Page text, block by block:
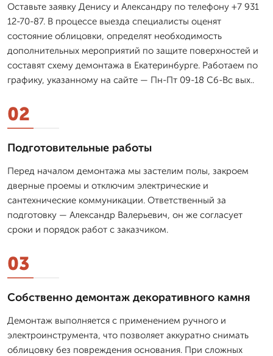
Оставьте заявку Денису и Александру по телефону +7 931
12-70-87. В процессе выезда специалисты оценят
состояние облицовки, определят необходимость
дополнительных мероприятий по защите поверхностей и
составят схему демонтажа в Екатеринбурге. Работаем по
графику, указанному на сайте — Пн-Пт 09-18 Сб-Вс вых..
02
Подготовительные работы
Перед началом демонтажа мы застелим полы, закроем
дверные проемы и отключим электрические и
сантехнические коммуникации. Ответственный за
подготовку — Александр Валерьевич, он же согласует
сроки и порядок работ с заказчиком.
03
Собственно демонтаж декоративного камня
Демонтаж выполняется с применением ручного и
электроинструмента, что позволяет аккуратно снимать
облицовку без повреждения основания. При сложных